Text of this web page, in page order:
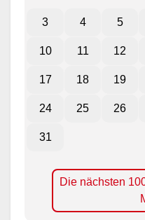
3 4 5
10 11 12
17 18 19
24 25 26
31
Die nächsten